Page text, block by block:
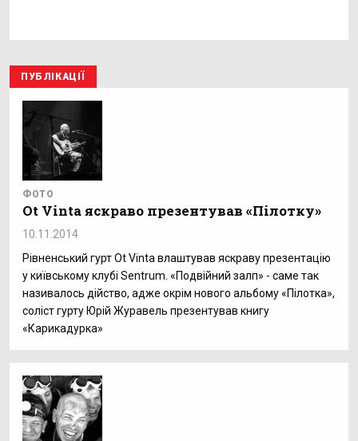
ПУБЛІКАЦІЇ
ФОТО
Ot Vinta яскраво презентував «Пілотку»
10.11.2014
Рівненський гурт Ot Vinta влаштував яскраву презентацію
у київському клубі Sentrum. «Подвійний залп» - саме так
називалось дійство, адже окрім нового альбому «Пілотка»,
соліст гурту Юрій Журавель презентував книгу
«Карикадурка»